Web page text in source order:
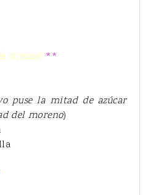
streusel **
puse la mitad de azúcar
del moreno)